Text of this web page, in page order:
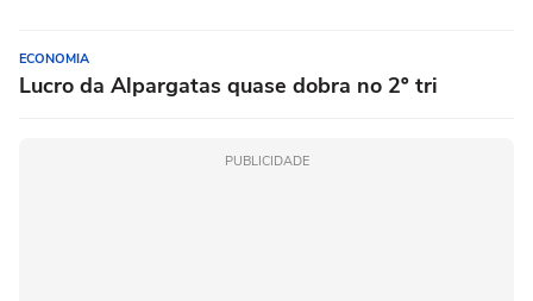
ECONOMIA
Lucro da Alpargatas quase dobra no 2º tri
PUBLICIDADE